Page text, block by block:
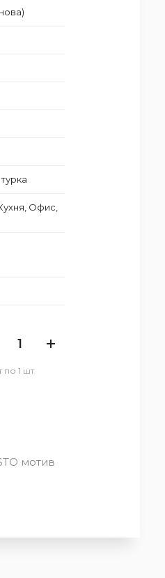
Офис,
по 1 шт
мотив